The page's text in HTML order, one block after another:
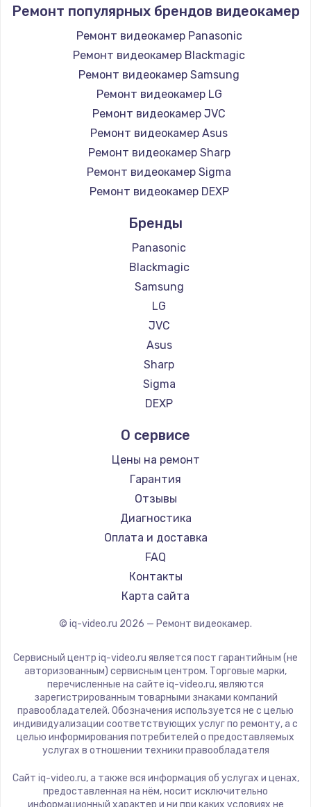
Ремонт популярных брендов видеокамер
Ремонт видеокамер Panasonic
Ремонт видеокамер Blackmagic
Ремонт видеокамер Samsung
Ремонт видеокамер LG
Ремонт видеокамер JVC
Ремонт видеокамер Asus
Ремонт видеокамер Sharp
Ремонт видеокамер Sigma
Ремонт видеокамер DEXP
Бренды
Panasonic
Blackmagic
Samsung
LG
JVC
Asus
Sharp
Sigma
DEXP
О сервисе
Цены на ремонт
Гарантия
Отзывы
Диагностика
Оплата и доставка
FAQ
Контакты
Карта сайта
© iq-video.ru 2026 — Ремонт видеокамер.
Сервисный центр iq-video.ru является пост гарантийным (не
авторизованным) сервисным центром. Торговые марки,
перечисленные на сайте iq-video.ru, являются
зарегистрированным товарными знаками компаний
правообладателей. Обозначения используется не с целью
индивидуализации соответствующих услуг по ремонту, а с
целью информирования потребителей о предоставляемых
услугах в отношении техники правообладателя
Сайт iq-video.ru, а также вся информация об услугах и ценах,
предоставленная на нём, носит исключительно
информационный характер и ни при каких условиях не